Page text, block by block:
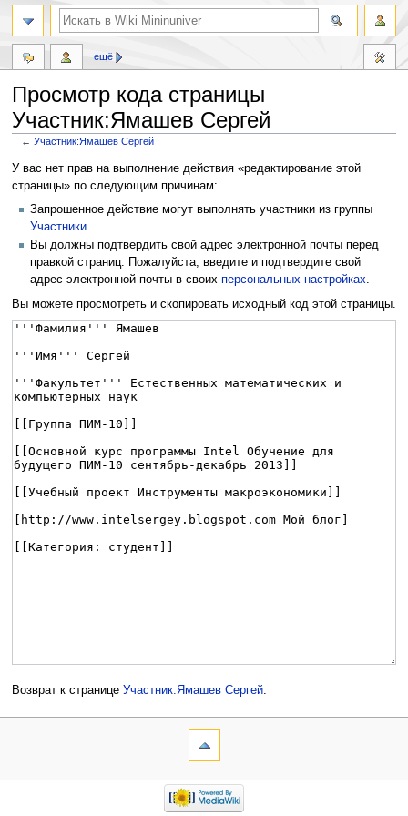
Просмотр кода страницы
Участник:Ямашев Сергей
←Участник:Ямашев Сергей
Перейти
к
навигации
Перейти
к
поиску
У вас нет прав на выполнение действия «редактирование этой
страницы» по следующим причинам:
Запрошенное действие могут выполнять участники из группы
Участники
Вы должны подтвердить свой адрес электронной почты перед
правкой страниц. Пожалуйста, введите и подтвердите свой
адрес электронной почты в своих персональных настройках
Вы можете просмотреть и скопировать исходный код этой страницы.
Возврат к странице Участник:Ямашев Сергей.
ещё